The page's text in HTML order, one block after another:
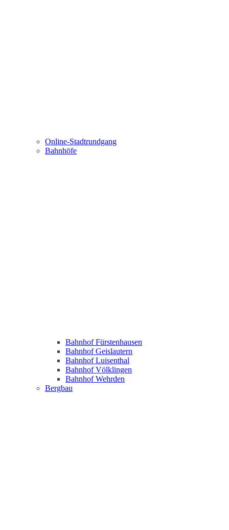
Online-Stadtrundgang
Bahnhöfe
Bahnhof Fürstenhausen
Bahnhof Geislautern
Bahnhof Luisenthal
Bahnhof Völklingen
Bahnhof Wehrden
Bergbau